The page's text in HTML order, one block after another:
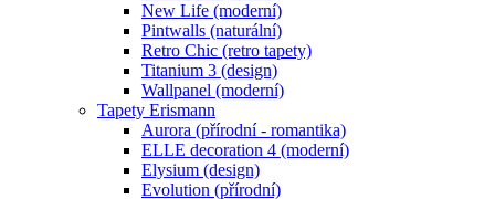
New Life (moderní)
Pintwalls (naturální)
Retro Chic (retro tapety)
Titanium 3 (design)
Wallpanel (moderní)
Tapety Erismann
Aurora (přírodní - romantika)
ELLE decoration 4 (moderní)
Elysium (design)
Evolution (přírodní)